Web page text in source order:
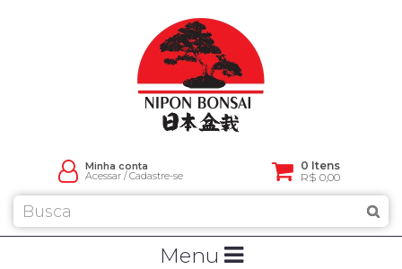
Minha conta
Acessar/Cadastre-se
0 Itens
R$ 0,00
Menu